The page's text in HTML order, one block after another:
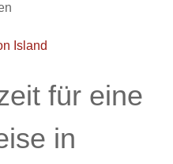
Island
für eine
in